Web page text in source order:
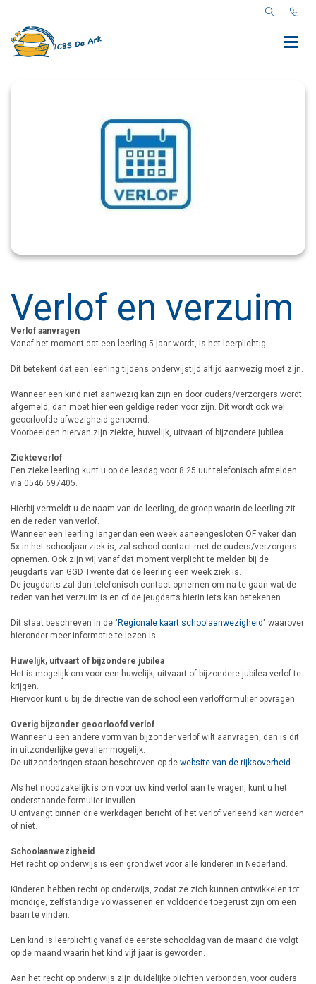
Verlof en verzuim
Verlof aanvragen
Vanaf het moment dat een leerling 5 jaar wordt, is het leerplichtig.
Dit betekent dat een leerling tijdens onderwijstijd altijd aanwezig moet zijn.
Wanneer een kind niet aanwezig kan zijn en door ouders/verzorgers wordt
afgemeld, dan moet hier een geldige reden voor zijn. Dit wordt ook wel
geoorloofde afwezigheid genoemd.
Voorbeelden hiervan zijn ziekte, huwelijk, uitvaart of bijzondere jubilea.
Ziekteverlof
Een zieke leerling kunt u op de lesdag voor 8.25 uur telefonisch afmelden
via 0546 697405.
Hierbij vermeldt u de naam van de leerling, de groep waarin de leerling zit
en de reden van verlof.
Wanneer een leerling langer dan een week aaneengesloten OF vaker dan
5x in het schooljaar ziek is, zal school contact met de ouders/verzorgers
opnemen. Ook zijn wij vanaf dat moment verplicht te melden bij de
jeugdarts van GGD Twente dat de leerling een week ziek is.
De jeugdarts zal dan telefonisch contact opnemen om na te gaan wat de
reden van het verzuim is en of de jeugdarts hierin iets kan betekenen.
Dit staat beschreven in de "Regionale kaart schoolaanwezigheid " waarover
hieronder meer informatie te lezen is.
Huwelijk, uitvaart of bijzondere jubilea
Het is mogelijk om voor een huwelijk, uitvaart of bijzondere jubilea verlof te
krijgen.
Hiervoor kunt u bij de directie van de school een verlofformulier opvragen.
Overig bijzonder geoorloofd verlof
Wanneer u een andere vorm van bijzonder verlof wilt aanvragen, dan is dit
in uitzonderlijke gevallen mogelijk.
De uitzonderingen staan beschreven op de website van de rijksoverheid .
Als het noodzakelijk is om voor uw kind verlof aan te vragen, kunt u het
onderstaande formulier invullen.
U ontvangt binnen drie werkdagen bericht of het verlof verleend kan worden
of niet.
Schoolaanwezigheid
Het recht op onderwijs is een grondwet voor alle kinderen in Nederland.
Kinderen hebben recht op onderwijs, zodat ze zich kunnen ontwikkelen tot
mondige, zelfstandige volwassenen en voldoende toegerust zijn om een
baan te vinden.
Een kind is leerplichtig vanaf de eerste schooldag van de maand die volgt
op de maand waarin het kind vijf jaar is geworden.
Aan het recht op onderwijs zijn duidelijke plichten verbonden; voor ouders